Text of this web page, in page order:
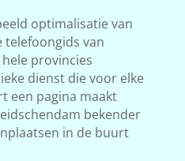
optimalisatie van
telefoongids van
provincies
dienst die voor elke
een pagina maakt
bekender
in de buurt